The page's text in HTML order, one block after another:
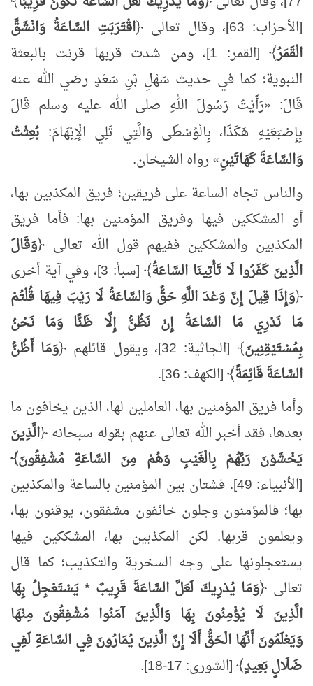
[الأحزاب: 63]، وقال تعالى ﴿
اقْتَرَبَتِ السَّاعَةُ وَانْشَقَّ
الْقَمَرُ
﴾ [القمر: 1]، ومن شدت قربها قرنت بالبعثة
النبوية؛ كما في حديث سَهْلِ بْنِ سَعْدٍ رضي الله عنه
قَالَ: «رَأَيْتُ رَسُولَ اللهِ صلى الله عليه وسلم قَالَ
بِإِصْبَعَيْهِ هَكَذَا، بِالْوُسْطَى وَالَّتِي تَلِي الْإِبْهَامَ: بُعِثْتُ
وَالسَّاعَةَ كَهَاتَيْنِ»رواه الشيخان.
والناس تجاه الساعة على فريقين؛ فريق المكذبين بها،
أو المشككين فيها وفريق المؤمنين بها: فأما فريق
المكذبين والمشككين ففيهم قول الله تعالى ﴿وَقَالَ
الَّذِينَ كَفَرُوا لَا تَأْتِينَا السَّاعَةُ
﴾ [سبأ: 3]، وفي آية أخرى
﴿وَإِذَا قِيلَ إِنَّ وَعْدَ اللَّهِ حَقٌّ وَالسَّاعَةُ لَا رَيْبَ فِيهَا قُلْتُمْ
مَا نَدْرِي مَا السَّاعَةُ إِنْ نَظُنُّ إِلَّا ظَنًّا وَمَا نَحْنُ
بِمُسْتَيْقِنِينَ﴾ [الجاثية: 32]، ويقول قائلهم ﴿
وَمَا أَظُنُّ
السَّاعَةَ قَائِمَةً﴾ [الكهف: 36].
وأما فريق المؤمنين بها، العاملين لها، الذين يخافون ما
بعدها، فقد أخبر الله تعالى عنهم بقوله سبحانه ﴿الَّذِينَ
يَخْشَوْنَ رَبَّهُمْ بِالْغَيْبِ وَهُمْ مِنَ السَّاعَةِ مُشْفِقُونَ﴾
[الأنبياء: 49]. فشتان بين المؤمنين بالساعة والمكذبين
بها؛ فالمؤمنون وجلون خائفون مشفقون، يوقنون بها،
ويعلمون قربها. لكن المكذبين بها، المشككين فيها
يستعجلونها على وجه السخرية والتكذيب؛ كما قال
تعالى ﴿وَمَا يُدْرِيكَ لَعَلَّ السَّاعَةَ قَرِيبٌ * يَسْتَعْجِلُ بِهَا
الَّذِينَ لَا يُؤْمِنُونَ بِهَا وَالَّذِينَ آمَنُوا مُشْفِقُونَ مِنْهَا
وَيَعْلَمُونَ أَنَّهَا الْحَقُّ أَلَا إِنَّ الَّذِينَ يُمَارُونَ فِي السَّاعَةِ لَفِي
ضَلَالٍ بَعِيدٍ﴾ [الشورى: 17-18].